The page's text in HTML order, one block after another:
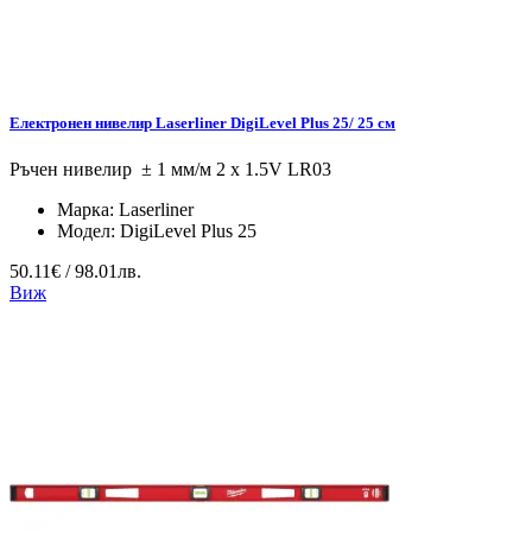
Електронен нивелир Laserliner DigiLevel Plus 25/ 25 см
Ръчен нивелир ± 1 мм/м 2 x 1.5V LR03
Марка: Laserliner
Модел: DigiLevel Plus 25
50.11€ / 98.01лв.
Виж